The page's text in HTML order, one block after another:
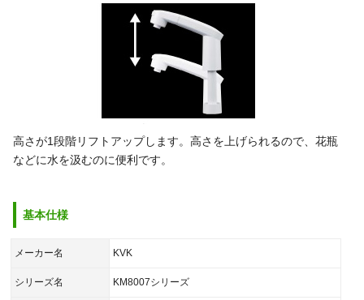
高さが1段階リフトアップします。高さを上げられるので、花瓶
などに水を汲むのに便利です。
基本仕様
メーカー名 KVK
シリーズ名 KM8007シリーズ